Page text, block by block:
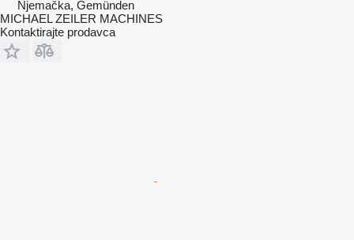
Njemačka, Gemünden
MICHAEL ZEILER MACHINES
Kontaktirajte prodavca